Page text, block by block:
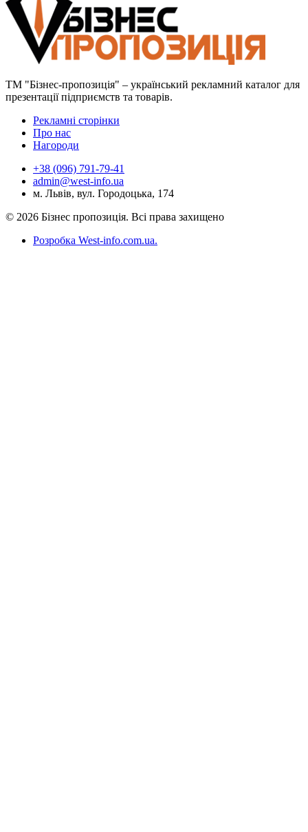
ТМ "Бізнес-пропозиція" – український рекламний каталог для
презентації підприємств та товарів.
Рекламні сторінки
Про нас
Нагороди
+38 (096) 791-79-41
admin@west-info.ua
м. Львів, вул. Городоцька, 174
© 2026 Бізнес пропозиція. Всі права захищено
Розробка West-info.com.ua.